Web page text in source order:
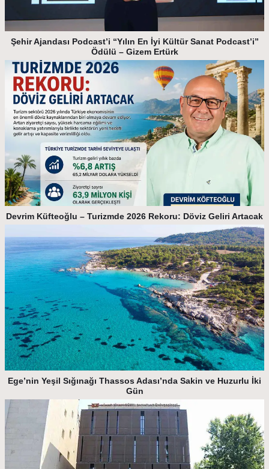
Şehir Ajandası Podcast’i “Yılın En İyi Kültür Sanat Podcast’i”
Ödülü – Gizem Ertürk
Devrim Küfteoğlu – Turizmde 2026 Rekoru: Döviz Geliri Artacak
Ege’nin Yeşil Sığınağı Thassos Adası’nda Sakin ve Huzurlu İki
Gün